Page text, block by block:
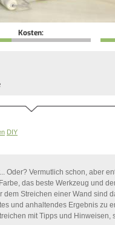
Kosten:
DIY
Oder? Vermutlich schon, aber
das beste Werkzeug und
dem Streichen einer Wand sind
und anhaltendes Ergebnis zu
mit Tipps und Hinweisen,